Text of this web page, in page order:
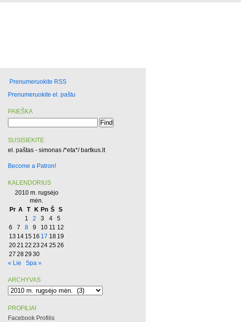
Prenumeruokite RSS
Prenumeruokite el. paštu
PAIEŠKA
SUSISIEKITE
el. paštas - simonas /*eta*/ bartkus.lt
Become a Patron!
KALENDORIUS
2010 m. rugsėjo
mėn.
Pr A T K Pn Š S
1
2 3 4
5
6
7 8 9 10 11 12
13 14 15 16 17 18 19
2021 22 23 24 2526
27 2829 30
« Lie
Spa »
ARCHYVAS
Archyvas
PROFILIAI
Facebook Profilis